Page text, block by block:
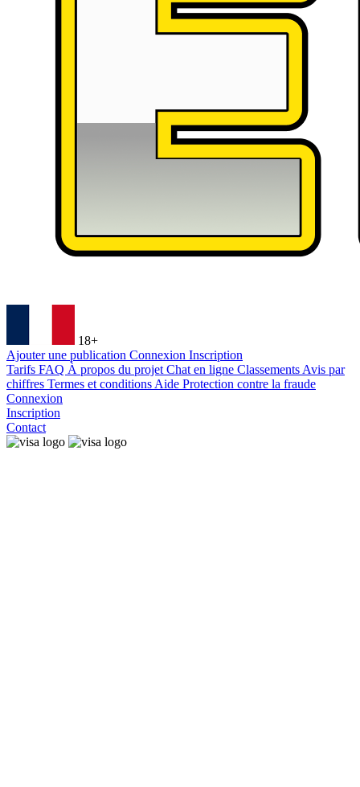
18+
Ajouter une publication Connexion Inscription
Tarifs FAQ À propos du projet Chat en ligne Classements Avis par
chiffres Termes et conditions Aide Protection contre la fraude
Connexion
Inscription
Contact